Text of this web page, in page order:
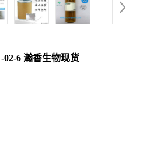
02-6 瀚香生物现货